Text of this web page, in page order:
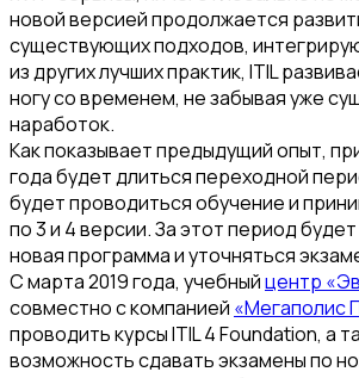
новой версией продолжается
существующих подходов,
из других лучших практик, ITIL
ногу со временем, не забывая уже
наработок.
Как показывает предыдущий опыт,
года будет длиться переходной
будет проводиться обучение и
по 3 и 4 версии. За этот период
новая программа и уточняться
С марта 2019 года, учебныйцентр
совместно с компанией «Мегаполис
проводить курсы ITIL 4 Foundation, а
возможность сдавать экзамены по